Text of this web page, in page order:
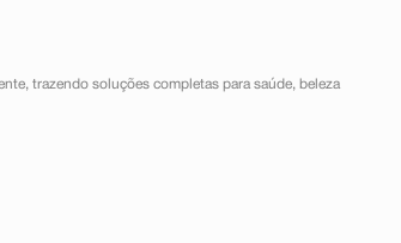
trazendo soluções completas para saúde, beleza